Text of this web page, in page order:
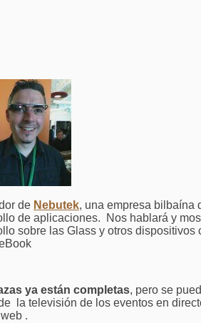
de Nebutek, una empresa bilbaína
de aplicaciones. Nos hablará y
sobre las Glass y otros dispositivos
ya están completas, pero se
la televisión de los eventos en
.